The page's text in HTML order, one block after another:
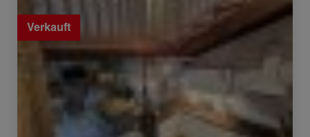
Verkauft